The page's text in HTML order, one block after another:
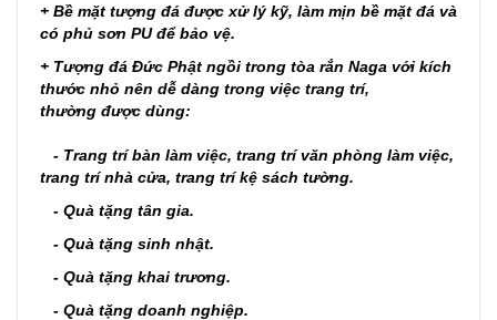
+ Bề mặt tượng đá được xử lý kỹ, làm mịn bề mặt đá và
có phủ sơn PU để bảo vệ.
+ Tượng đá Đức Phật ngồi trong tòa rắn Naga với kích
thước nhỏ nên dễ dàng trong việc trang trí,
thường được dùng:
- Trang trí bàn làm việc, trang trí văn phòng làm việc,
trang trí nhà cửa, trang trí kệ sách tường.
- Quà tặng tân gia.
- Quà tặng sinh nhật.
- Quà tặng khai trương.
- Quà tặng doanh nghiệp.